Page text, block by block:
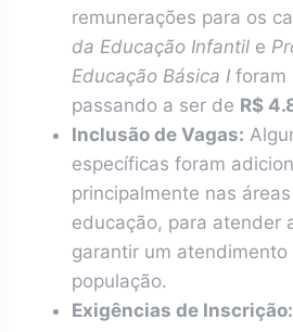
remunerações para os
da Educação Infantil e
Educação Básica I foram
passando a ser de R$
Inclusão de Vagas:
específicas foram
principalmente nas
educação, para atender
garantir um
população.
Exigências de Inscrição: